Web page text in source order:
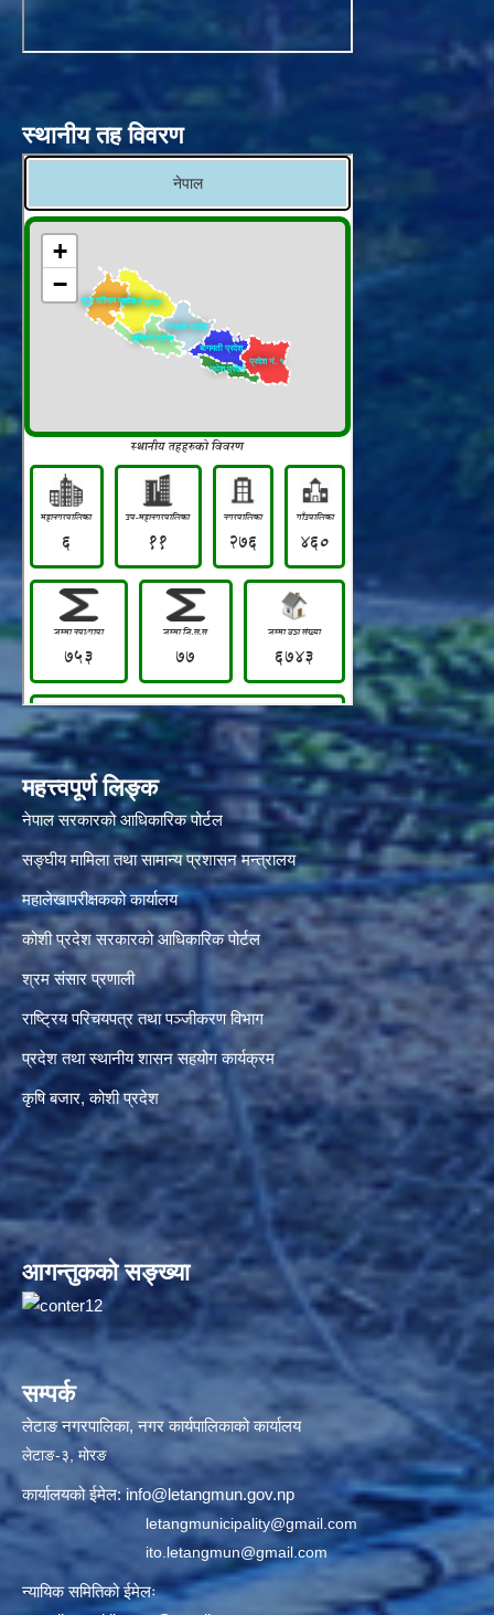
स्थानीय तह विवरण
महत्त्वपूर्ण लिङ्क
नेपाल सरकारको आधिकारिक पोर्टल
सङ्‍घीय मामिला तथा सामान्य प्रशासन मन्त्रालय
महालेखापरीक्षकको कार्यालय
कोशी प्रदेश सरकारको आधिकारिक पोर्टल
श्रम संसार प्रणाली
राष्ट्रिय परिचयपत्र तथा पञ्जीकरण विभाग
प्रदेश तथा स्थानीय शासन सहयोग कार्यक्रम
कृषि बजार, कोशी प्रदेश
आगन्तुकको सङ्ख्या
सम्पर्क
लेटाङ नगरपालिका, नगर कार्यपालिकाको कार्यालय
लेटाङ-३, मोरङ
कार्यालयको ईमेल:info@letangmun.gov.np
letangmunicipality@gmail.com
ito.letangmun@gmail.com
न्यायिक समितिको ईमेलः